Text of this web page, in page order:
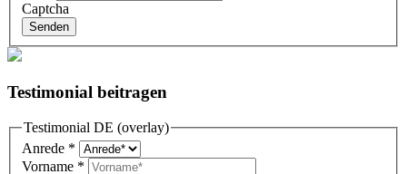
Captcha
Senden
Testimonial beitragen
Testimonial DE (overlay)
Anrede *
Vorname *